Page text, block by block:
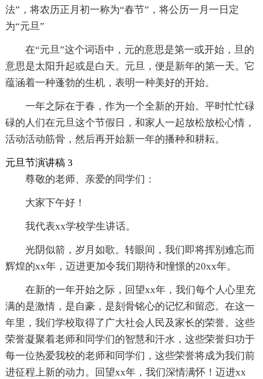
法”，将农历正月初一称为“春节”，将公历一月一日定
为“元旦”
在“元旦”这个词语中，元的意思是第一或开始，旦的
意思是太阳升起或是白天。元旦，便是新年的第一天。它
蕴涵着一种蓬勃的生机，表明一种美好的开始。
一年之际在于春，作为一个全新的开始。平时忙忙碌
碌的人们在元旦这个节假日，和家人一起放松放松心情，
活动活动筋骨，然后再开始新一年的播种和耕耘。
元旦节演讲稿 3
尊敬的老师、亲爱的同学们：
大家下午好！
我代表xx学校学生讲话。
光阴似箭，岁月如歌。转眼间，我们即将挥别难忘而
辉煌的xx年，迈进更加令我们期待和憧憬的20xx年。
在新的一年开始之际，回望xx年，我们每个人心里充
满的是激情，是自豪，是刻骨铭心的记忆和留恋。在这一
年里，我们学校取得了广大社会人民及家长的荣誉。这些
荣誉凝聚着老师和同学们的智慧和汗水，这些荣誉归功于
每一位热爱我校的老师和同学们，这些荣誉将成为我们前
进征程上新的动力。回望xx年，我们深情满怀！迈进xx